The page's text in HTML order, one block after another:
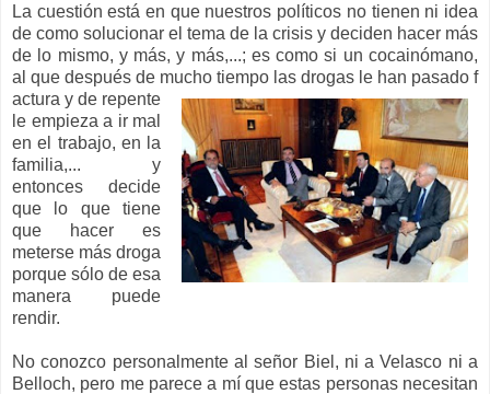
La cuestión está en que nuestros políticos no tienen ni idea
de como solucionar el tema de la crisis y deciden hacer más
de lo mismo, y más, y más,...; es como si un cocainómano,
al que después de mucho tiempo las drogas le han pasado f
actura y de repente
le empieza a ir mal
en el trabajo, en la
familia,... y
entonces decide
que lo que tiene
que hacer es
meterse más droga
porque sólo de esa
manera puede
rendir.
No conozco personalmente al señor Biel, ni a Velasco ni a
Belloch, pero me parece a mí que estas personas necesitan